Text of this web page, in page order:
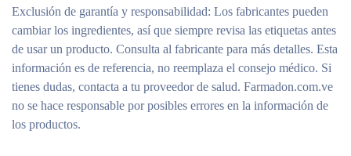
Exclusión de garantía y responsabilidad: Los fabricantes pueden
cambiar los ingredientes, así que siempre revisa las etiquetas antes
de usar un producto. Consulta al fabricante para más detalles. Esta
información es de referencia, no reemplaza el consejo médico. Si
tienes dudas, contacta a tu proveedor de salud. Farmadon.com.ve
no se hace responsable por posibles errores en la información de
los productos.